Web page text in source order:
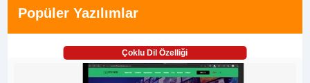
Popüler Yazılımlar
Çoklu Dil Özelliği